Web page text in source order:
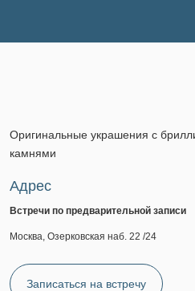
Оригинальные украшения с
камнями
Адрес
Встречи по предварительной записи
Москва, Озерковская наб. 22 /24
Записаться на встречу